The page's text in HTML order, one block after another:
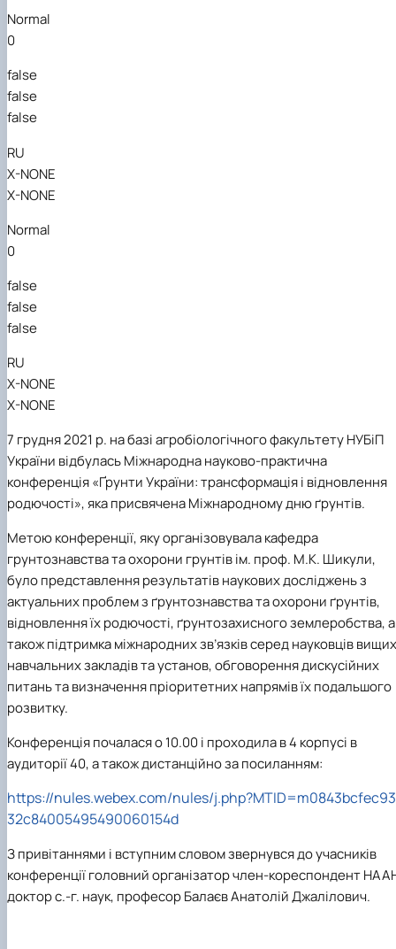
Normal
0
false
false
false
RU
X-NONE
X-NONE
Normal
0
false
false
false
RU
X-NONE
X-NONE
7 грудня2021 р. на базі агробіологічного факультету НУБіП
України відбуласьМіжнародна науково-практична
конференція«Ґрунти України: трансформація і відновлення
родючості»,яка присвяченаМіжнародному днюґрунтів.
Метою конференції, яку організовувала кафедра
грунтознавства та охорони грунтів ім. проф. М.К. Шикули,
було представлення результатів наукових досліджень з
актуальних проблем з ґрунтознавства та охорони ґрунтів,
відновлення їх родючості, ґрунтозахисного землеробства, а
також підтримка міжнародних зв’язків серед науковців вищих
навчальних закладів та установ, обговорення дискусійних
питань та визначення пріоритетних напрямів їх подальшого
розвитку.
Конференція почалася о 10.00 і проходила в 4 корпусі в
аудиторії 40, а також дистанційно за посиланням:
https://nules.webex.com/nules/j.php?MTID=m0843bcfec93
32c84005495490060154d
З привітаннями і вступним словом звернувся до учасників
конференції головний організатор член-кореспондент
доктор с.-г. наук, професор Балаєв Анатолій Джалілович.